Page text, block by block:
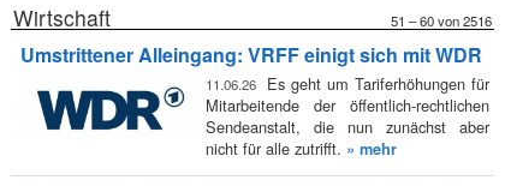
Wirtschaft 51 – 60 von 2516
Umstrittener Alleingang: VRFF einigt sich mit WDR
11.06.26
Es geht um Tariferhöhungen für
Mitarbeitende der öffentlich-rechtlichen
Sendeanstalt, die nun zunächst aber
nicht für alle zutrifft. » mehr